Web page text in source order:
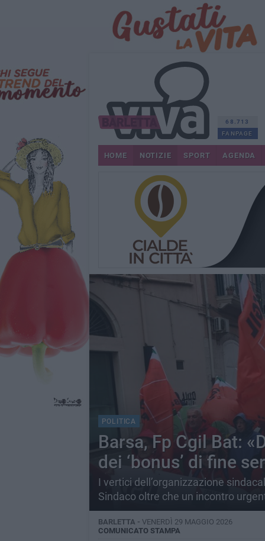
68.713
FANPAGE
HOME NOTIZIE SPORT AGENDA
POLITICA
Barsa, Fp Cgil Bat:
dei ‘bonus’ di fine
I vertici dell’organizzazione
Sindaco oltre che un incontro
BARLETTA - VENERDÌ 29 MAGGIO 2026
COMUNICATO STAMPA